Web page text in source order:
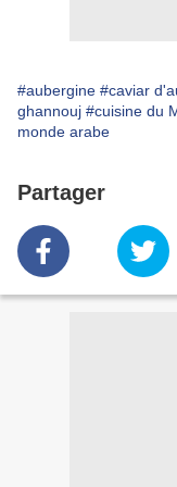
#aubergine #caviar
ghannouj #cuisine du
monde arabe
Partager